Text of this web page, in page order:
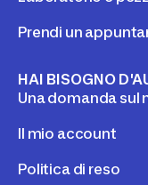
Prendi un
HAI BISOGNO
Una domanda sul
Il mio account
Politica di reso